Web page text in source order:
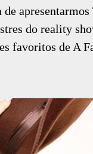
do reality
favoritos de A